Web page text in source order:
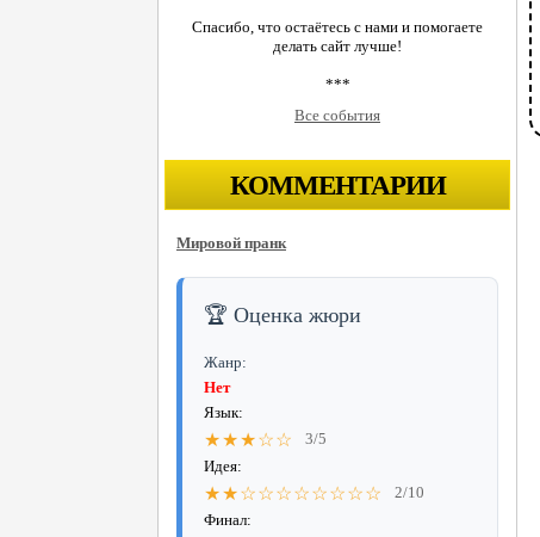
Спасибо, что остаётесь с нами и помогаете
делать сайт лучше!
***
Все события
КОММЕНТАРИИ
Мировой пранк
🏆 Оценка жюри
Жанр:
Нет
Язык:
★★★☆☆
3/5
Идея:
★★☆☆☆☆☆☆☆☆
2/10
Финал: